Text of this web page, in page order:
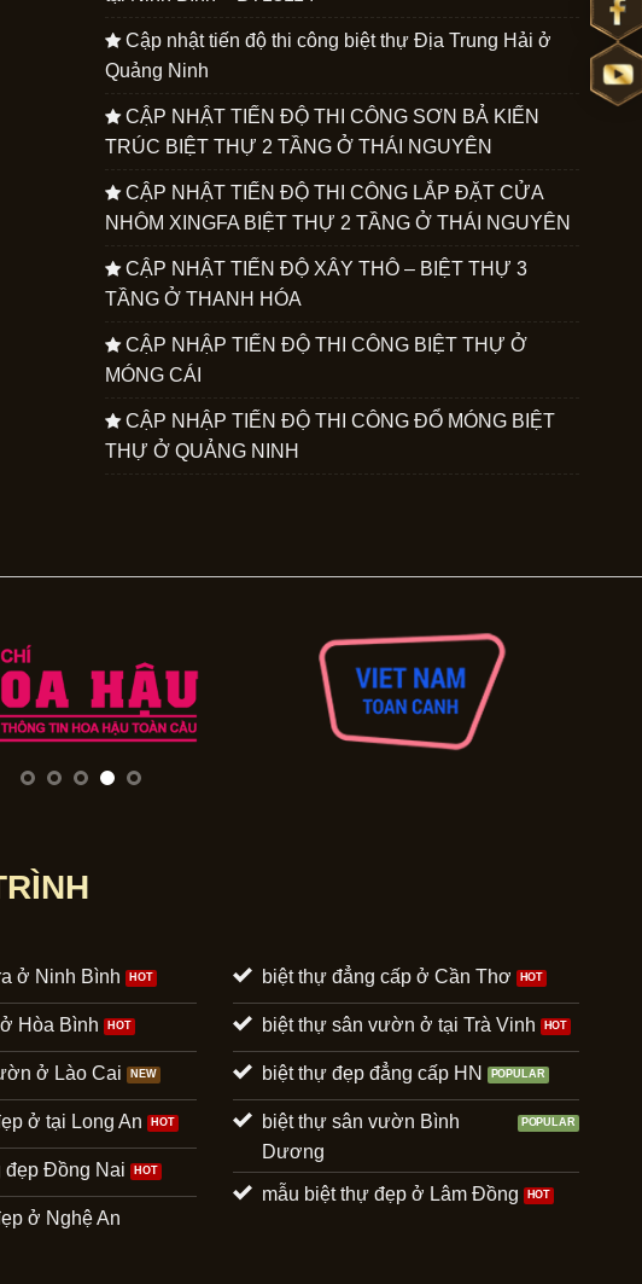
Cập nhật tiến độ thi công biệt thự Địa Trung Hải ở
Quảng Ninh
CẬP NHẬT TIẾN ĐỘ THI CÔNG SƠN BẢ KIẾN
TRÚC BIỆT THỰ 2 TẦNG Ở THÁI NGUYÊN
CẬP NHẬT TIẾN ĐỘ THI CÔNG LẮP ĐẶT CỬA
NHÔM XINGFA BIỆT THỰ 2 TẦNG Ở THÁI NGUYÊN
CẬP NHẬT TIẾN ĐỘ XÂY THÔ – BIỆT THỰ 3
TẦNG Ở THANH HÓA
CẬP NHẬP TIẾN ĐỘ THI CÔNG BIỆT THỰ Ở
MÓNG CÁI
CẬP NHẬP TIẾN ĐỘ THI CÔNG ĐỔ MÓNG BIỆT
THỰ Ở QUẢNG NINH
ở Ninh Bình
Hòa Bình
ở Lào Cai
ở tại Long An
đẹp Đồng Nai
ở Nghệ An
biệt thự đẳng cấp ở Cần Thơ
biệt thự sân vườn ở tại Trà Vinh
biệt thự đẹp đẳng cấp HN
biệt thự sân vườn Bình
Dương
mẫu biệt thự đẹp ở Lâm Đồng